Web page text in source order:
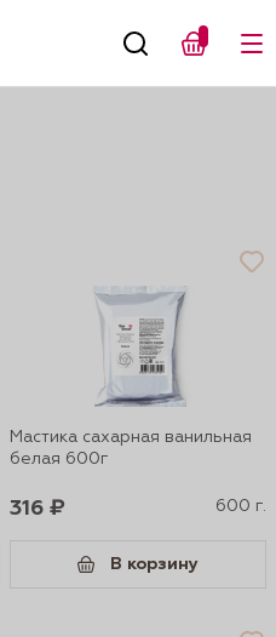
Мастика сахарная ванильная
белая 600г
316 ₽ 600 г.
В корзину